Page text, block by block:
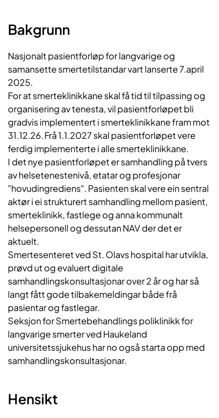
Bakgrunn
Nasjonalt pasientforløp for langvarige og
samansette smertetilstandar vart lanserte 7.april
2025.
For at smerteklinikkane skal få tid til tilpassing og
organisering av tenesta, vil pasientforløpet bli
gradvis implementert i smerteklinikkane fram mot
31.12.26. Frå 1.1.2027 skal pasientforløpet vere
ferdig implementerte i alle smerteklinikkane.
I det nye pasientforløpet er samhandling på tvers
av helsetenestenivå, etatar og profesjonar
"hovudingrediens". Pasienten skal vere ein sentral
aktør i ei strukturert samhandling mellom pasient,
smerteklinikk, fastlege og anna kommunalt
helsepersonell og dessutan NAV der det er
aktuelt.
Smertesenteret ved St. Olavs hospital harutvikla,
prøvd ut og evaluert digitale
samhandlingskonsultasjonarover 2 år og har så
langt fått godetilbakemeldingarbådefrå
pasientarogfastlegar.
Seksjon for Smertebehandlings poliklinikk for
langvarige smerter ved Haukeland
universitetssjukehus har no også starta opp med
samhandlingskonsultasjonar.
Hensikt